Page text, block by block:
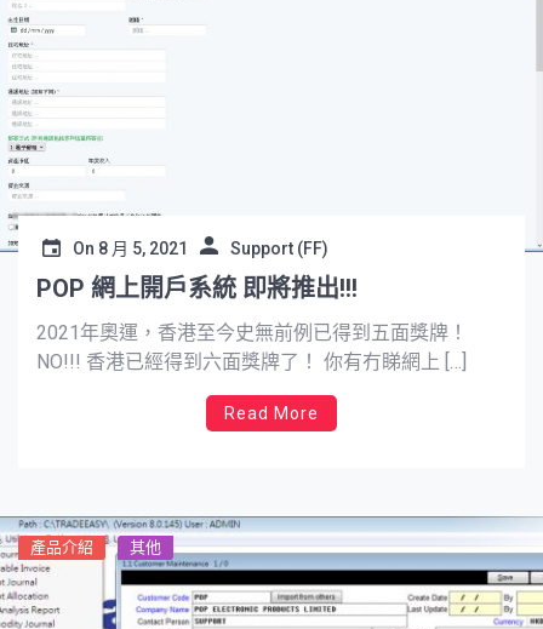
On 8 月 5, 2021 Support (FF)
POP 網上開戶系統 即將推出!!!
2021年奧運，香港至今史無前例已得到五面獎牌！
NO!!! 香港已經得到六面獎牌了！ 你有冇睇網上 […]
Read More
產品介紹 其他